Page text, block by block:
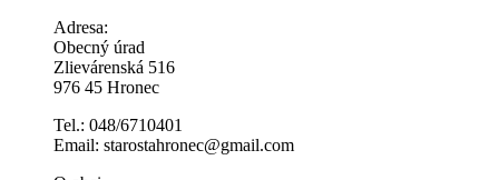
Adresa:
Obecný úrad
Zlievárenská 516
976 45 Hronec
Tel.: 048/6710401
Email: starostahronec@gmail.com